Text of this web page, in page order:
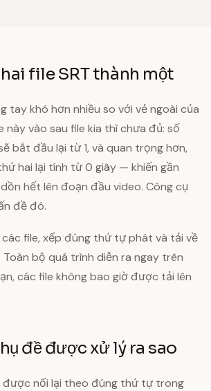
file SRT thành một
tay khó hơn nhiều so với vẻ ngoài của
này vào sau file kia thì chưa đủ: số
bắt đầu lại từ 1, và quan trọng hơn,
hai lại tính từ 0 giây — khiến gần
hết lên đoạn đầu video. Công cụ
đề đó.
file, xếp đúng thứ tự phát và tải về
bộ quá trình diễn ra ngay trên
các file không bao giờ được tải lên
đề được xử lý ra sao
được nối lại theo đúng thứ tự trong